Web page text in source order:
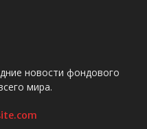
новости фондового
мира.